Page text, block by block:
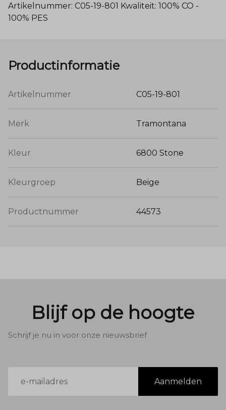
Artikelnummer: C05-19-801 Kwaliteit: 100% CO -
100% PES
Productinformatie
Artikelnummer C05-19-801
Merk Tramontana
Kleur 6800 Stone
Kleurgroep Beige
Productnummer 44573
Blijf op de hoogte
Schrijf je nu in voor onze nieuwsbrief
mailadres
Aanmelden